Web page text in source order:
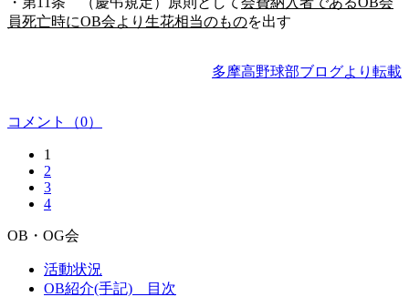
員死亡時にOB会より生花相当のものを出す
多摩高野球部ブログより転載
コメント（0）
1
2
3
4
OB・OG会
活動状況
OB紹介(手記) 目次